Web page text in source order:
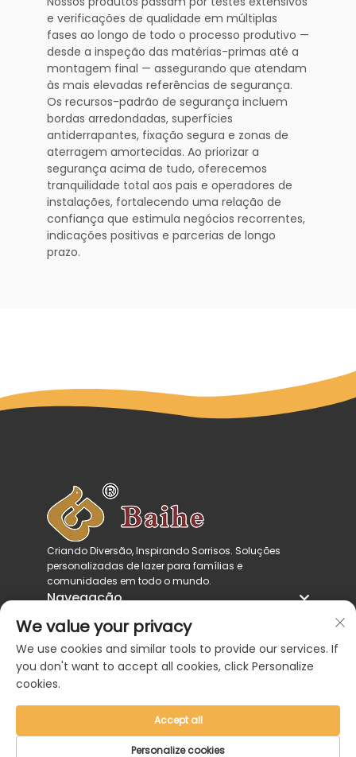
e verificações de qualidade em múltiplas
fases ao longo de todo o processo produtivo —
desde a inspeção das matérias-primas até a
montagem final — assegurando que atendam
às mais elevadas referências de segurança.
Os recursos-padrão de segurança incluem
bordas arredondadas, superfícies
antiderrapantes, fixação segura e zonas de
aterragem amortecidas. Ao priorizar a
segurança acima de tudo, oferecemos
tranquilidade total aos pais e operadores de
instalações, fortalecendo uma relação de
confiança que estimula negócios recorrentes,
indicações positivas e parcerias de longo
prazo.
Criando Diversão, Inspirando Sorrisos. Soluções
personalizadas de lazer para famílias e
comunidades em todo o mundo.
Navegação
Categorias de produtos
Entre em contato conosco
Direitos autorais © 2026 por Zhejiang Baihe
Industrial Co., Ltd. | Política de Privacidade
We value your privacy
We use cookies and similar tools to provide our services. If
you don't want to accept all cookies, click Personalize
cookies.
Personalize cookies
Accept all